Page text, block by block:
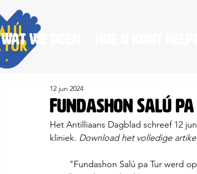
Wat we doen
Fundashon Salú
12 jun 2024
Het Antilliaans Dagblad schreef 12
kliniek. Download het volledige